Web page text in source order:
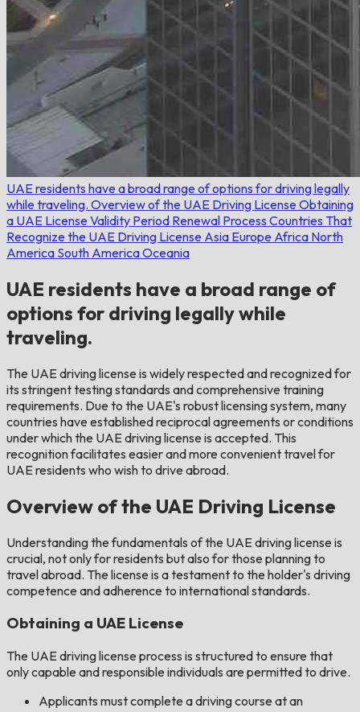
UAE residents have a broad range of options for driving legally
while traveling. Overview of the UAE Driving License Obtaining
a UAE License Validity Period Renewal Process Countries That
Recognize the UAE Driving License Asia Europe Africa North
America South AmericaOceania
UAE residents have a broad range of
options for driving legally while
traveling.
The UAE driving license is widely respected and recognized for
its stringent testing standards and comprehensive training
requirements. Due to the UAE's robust licensing system, many
countries have established reciprocal agreements or conditions
under which the UAE driving license is accepted. This
recognition facilitates easier and more convenient travel for
UAE residents who wish to drive abroad.
Overview of the UAE Driving License
Understanding the fundamentals of the UAE driving license is
crucial, not only for residents but also for those planning to
travel abroad. The license is a testament to the holder's driving
competence and adherence to international standards.
Obtaining a UAE License
The UAE driving license process is structured to ensure that
only capable and responsible individuals are permitted to drive.
Applicants must complete a driving course at an